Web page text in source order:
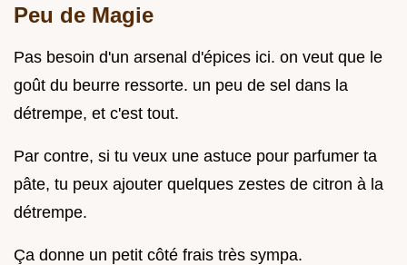
Peu de Magie
Pas besoin d'un arsenal d'épices ici. on veut que le
goût du beurre ressorte. un peu de sel dans la
détrempe, et c'est tout.
Par contre, si tu veux une astuce pour parfumer ta
pâte, tu peux ajouter quelques zestes de citron à la
détrempe.
Ça donne un petit côté frais très sympa.